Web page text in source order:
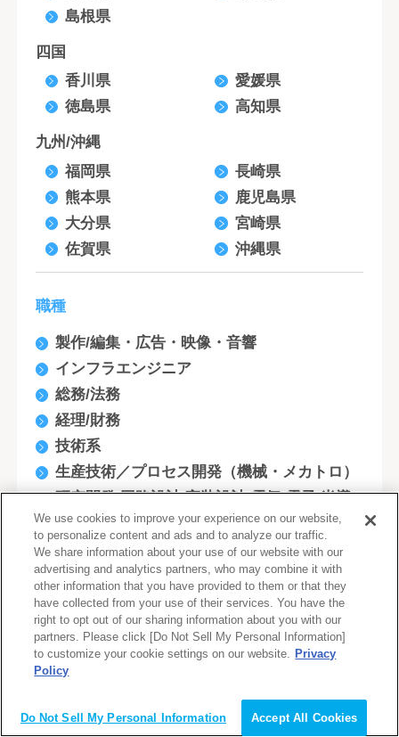
島根県
四国
香川県
愛媛県
徳島県
高知県
九州/沖縄
福岡県
長崎県
熊本県
鹿児島県
大分県
宮崎県
佐賀県
沖縄県
職種
製作/編集・広告・映像・音響
インフラエンジニア
総務/法務
経理/財務
技術系
生産技術／プロセス開発（機械・メカトロ）
研究開発/回路設計/実装設計(電気/電子/半導
体)
開発エンジニア
人事・総務
設計/開発(建築/土木/不動産)
研究開発/生産/製造技術開発(化学/素材)
企画/商品開発/マーケティング
社内情報システム/EDP/MIS
システムエンジニア
We use cookies to improve your experience on our website,
to personalize content and ads and to analyze our traffic.
We share information about your use of our website with our
advertising and analytics partners, who may combine it with
other information that you have provided to them or that they
have collected from your use of their services. You have the
right to opt out of our sharing information about you with our
partners. Please click [Do Not Sell My Personal Information]
to customize your cookie settings on our website. Privacy
Policy
Do Not Sell My Personal Information Accept All Cookies